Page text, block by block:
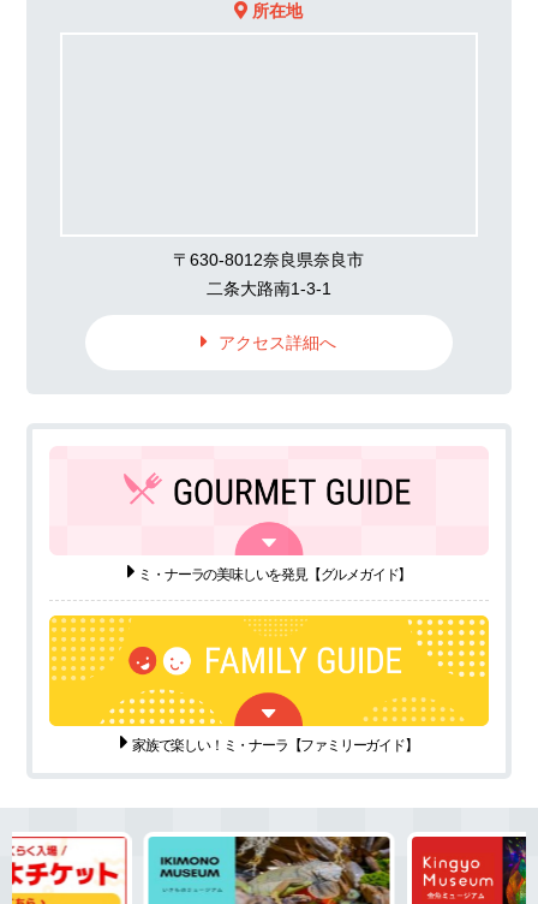
所在地
〒630-8012奈良県奈良市
二条大路南1-3-1
アクセス詳細へ
ミ・ナーラの美味しいを発見【グルメガイド】
家族で楽しい！ミ・ナーラ 【ファミリーガイド】